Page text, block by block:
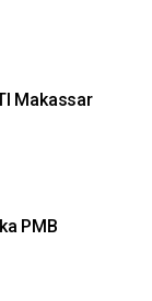
Makassar
PMB